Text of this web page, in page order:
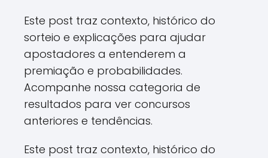
Este post traz contexto, histórico do
sorteio e explicações para ajudar
apostadores a entenderem a
premiação e probabilidades.
Acompanhe nossa categoria de
resultados para ver concursos
anteriores e tendências.
Este post traz contexto, histórico do